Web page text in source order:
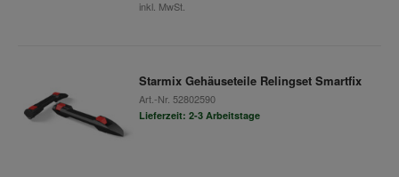
inkl. MwSt.
Starmix Gehäuseteile Relingset Smartfix
Art.-Nr. 52802590
Lieferzeit: 2-3 Arbeitstage